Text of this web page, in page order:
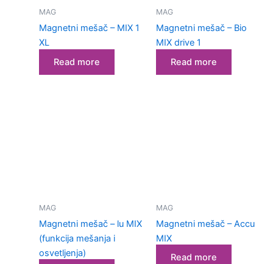
kozmetičku
industriju
Ultrazvučne
mešači
Vortex
MAG
Magnetni mešač – MIX 1
XL
Read more
MAG
Magnetni mešač – Bio
MIX drive 1
Read more
MAG
Magnetni mešač – lu MIX
(funkcija mešanja i
osvetljenja)
MAG
Magnetni mešač – Accu
MIX
Read more